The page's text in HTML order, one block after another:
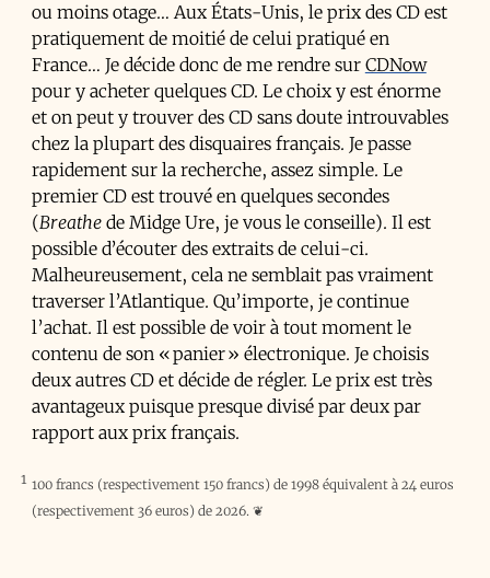
ou moins otage… Aux États-Unis, le prix des CD est
pratiquement de moitié de celui pratiqué en
France… Je décide donc de me rendre sur CDNow
pour y acheter quelques CD. Le choix y est énorme
et on peut y trouver des CD sans doute introuvables
chez la plupart des disquaires français. Je passe
rapidement sur la recherche, assez simple. Le
premier CD est trouvé en quelques secondes
(Breathede Midge Ure, je vous le conseille). Il est
possible d’écouter des extraits de celui-ci.
Malheureusement, cela ne semblait pas vraiment
traverser l’Atlantique. Qu’importe, je continue
l’achat. Il est possible de voir à tout moment le
contenu de son « panier » électronique. Je choisis
deux autres CD et décide de régler. Le prix est très
avantageux puisque presque divisé par deux par
rapport aux prix français.
1 100 francs (respectivement 150 francs) de 1998 équivalent à 24 euros
(respectivement 36 euros) de 2026. ❦